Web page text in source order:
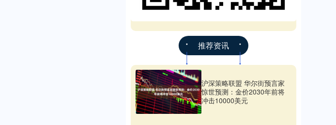
推荐资讯
沪深策略联盟 华尔街预言家
惊世预测：金价2030年前将
冲击10000美元